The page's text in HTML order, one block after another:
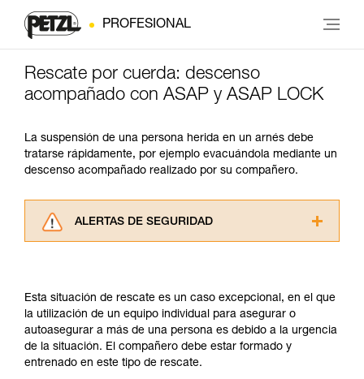
PROFESIONAL
Rescate por cuerda: descenso
acompañado con ASAP y ASAP LOCK
La suspensión de una persona herida en un arnés debe
tratarse rápidamente, por ejemplo evacuándola mediante un
descenso acompañado realizado por su compañero.
ALERTAS DE SEGURIDAD
información de la ficha técnica para poder
comprender este complemento informativo.
Dominar estas técnicas requiere una formación
y un entrenamiento específico. Confirme a
través de un profesional su capacidad para
Esta situación de rescate es un caso excepcional, en el que
la utilización de un equipo individual para asegurar o
autoasegurar a más de una persona es debido a la urgencia
de la situación. El compañero debe estar formado y
entrenado en este tipo de rescate.